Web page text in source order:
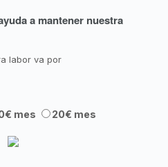
a mantener nuestra
mes 20€ mes